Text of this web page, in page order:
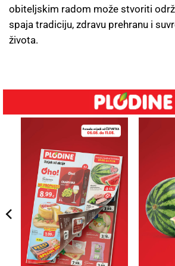
obiteljskim radom može stvoriti
spaja tradiciju, zdravu prehranu i
života.